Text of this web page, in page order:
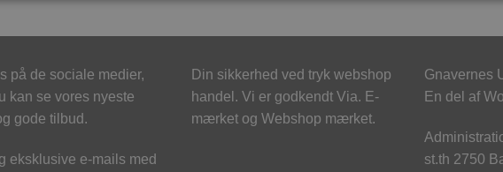
på de sociale medier,
kan se vores nyeste
gode tilbud.
eksklusive e-mails med
Din sikkerhed ved tryk webshop
handel. Vi er godkendt Via. E-
mærket og Webshop mærket.
Gnavernes
En del af
st.th 2750